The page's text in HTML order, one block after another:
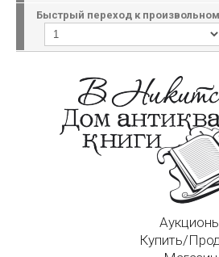
Быстрый переход к
Купить/